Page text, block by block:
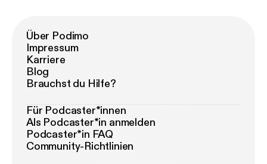
Über Podimo
Impressum
Karriere
Blog
Brauchst du Hilfe?
Für Podcaster*innen
Als Podcaster*in anmelden
Podcaster*in FAQ
Community-Richtlinien